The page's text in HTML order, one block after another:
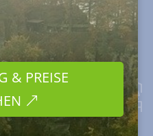
& PREISE